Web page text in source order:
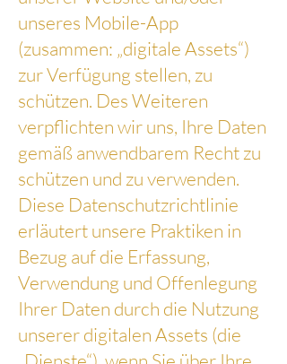
unseres Mobile-App
(zusammen: „digitale Assets“)
zur Verfügung stellen, zu
schützen. Des Weiteren
verpflichten wir uns, Ihre Daten
gemäß anwendbarem Recht zu
schützen und zu verwenden.
Diese Datenschutzrichtlinie
erläutert unsere Praktiken in
Bezug auf die Erfassung,
Verwendung und Offenlegung
Ihrer Daten durch die Nutzung
unserer digitalen Assets (die